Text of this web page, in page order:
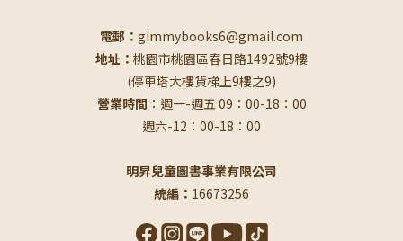
電郵： gimmybooks6@gmail.com
地址： 桃園市桃園區春日路1492號9樓
(停車塔大樓貨梯上9樓之9)
營業時間 ：週一-週五 09：00-18：00
週六-12：00-18：00
明昇兒童圖書事業有限公司
統編： 16673256